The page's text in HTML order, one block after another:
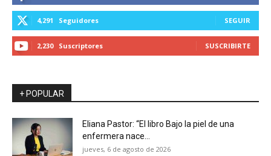
4,291 Seguidores SEGUIR
2,230 Suscriptores SUSCRIBIRTE
+ POPULAR
Eliana Pastor: “El libro Bajo la piel de una
enfermera nace...
jueves, 6 de agosto de 2026